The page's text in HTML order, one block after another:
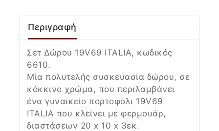
Περιγραφή
Σετ Δώρου 19V69 ITALIA, κωδικός
6610.
Μία πολυτελής συσκευασία δώρου, σε
κόκκινο χρώμα, που περιλαμβάνει
ένα γυναικείο πορτοφόλι 19V69
ITALIA που κλείνει με φερμουάρ,
διαστάσεων 20 x 10 x 3εκ.